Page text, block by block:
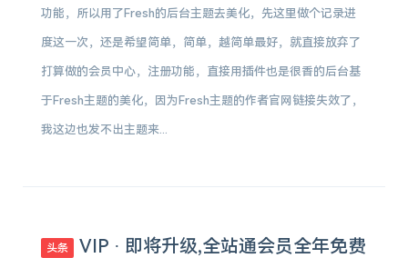
功能，所以用了Fresh的后台主题去美化，先这里做个记录进
度这一次，还是希望简单，简单，越简单最好，就直接放弃了
打算做的会员中心，注册功能，直接用插件也是很香的后台基
于Fresh主题的美化，因为Fresh主题的作者官网链接失效了，
我这边也发不出主题来...
头条 VIP · 即将升级,全站通会员全年免费